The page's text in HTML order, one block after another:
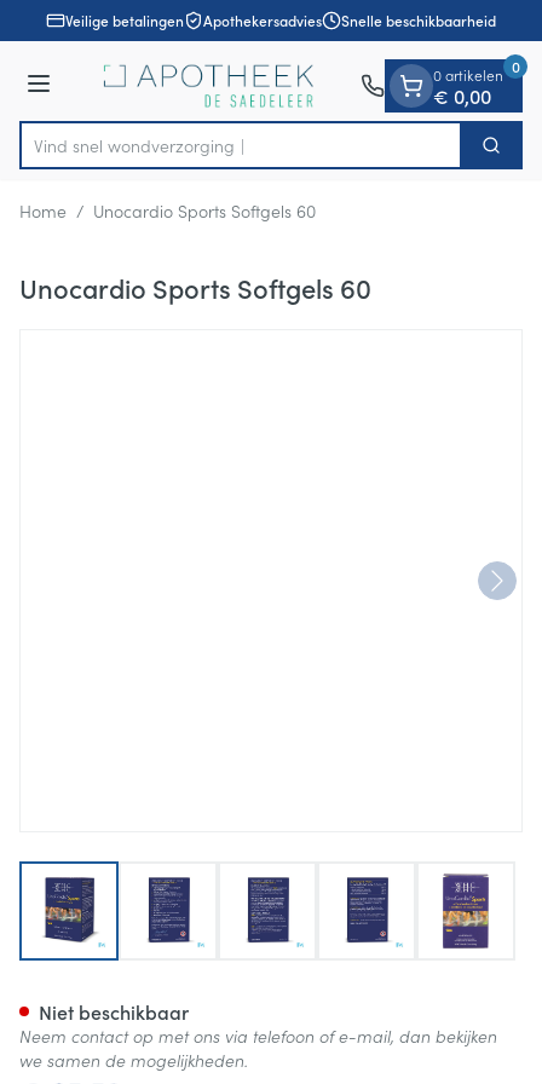
Ga naar de inhoud
1 van 1Veilige betalingen Apothekersadvies Snelle beschikbaarheid
Menu
Product, merk, categorie...
Vind snel wondverz Zoek
0 artikelen
€ 0,00
0
Home / Unocardio Sports Softgels 60
Unocardio Sports Softgels 60
View larger imageView larger imageView larger imageView larger image
View
Niet beschikbaar
Neem contact op met ons via telefoon of e-mail, dan bekijken
we samen de mogelijkheden.